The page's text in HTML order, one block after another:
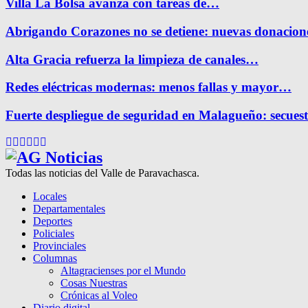
Villa La Bolsa avanza con tareas de…
Abrigando Corazones no se detiene: nuevas
Alta Gracia refuerza la limpieza de canales…
Redes eléctricas modernas: menos fallas y mayor…
Fuerte despliegue de seguridad en Malagueño:
Facebook
Twitter
Instagram
Pinterest
Google
Todas las noticias del Valle de Paravachasca.
Locales
Departamentales
Deportes
Policiales
Provinciales
Columnas
Altagracienses por el Mundo
Cosas Nuestras
Crónicas al Voleo